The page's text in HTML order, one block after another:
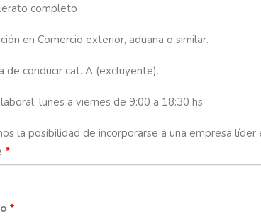
completo
en Comercio exterior, aduana o similar.
de conducir cat. A (excluyente).
lunes a viernes de 9:00 a 18:30 hs
la posibilidad de incorporarse a una empresa
*
*